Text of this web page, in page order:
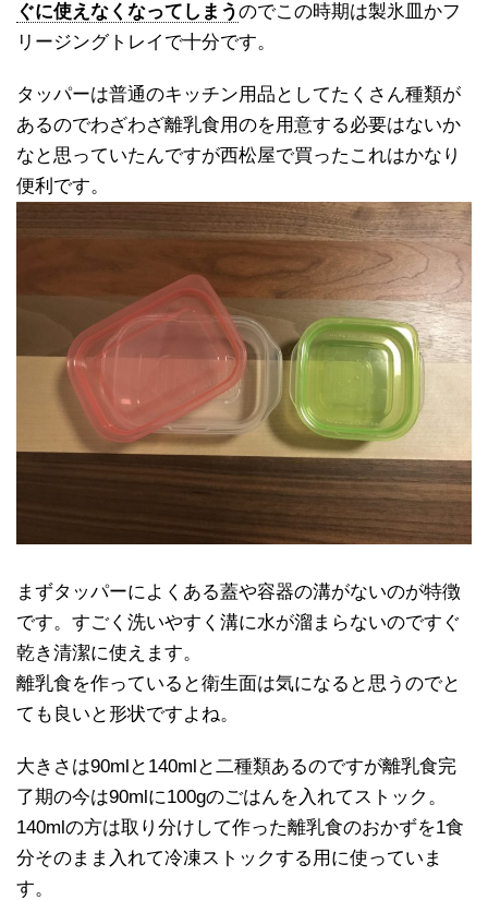
ぐに使えなくなってしまうのでこの時期は製氷皿かフ
リージングトレイで十分です。
タッパーは普通のキッチン用品としてたくさん種類が
あるのでわざわざ離乳食用のを用意する必要はないか
なと思っていたんですが西松屋で買ったこれはかなり
便利です。
まずタッパーによくある蓋や容器の溝がないのが特徴
です。すごく洗いやすく溝に水が溜まらないのですぐ
乾き清潔に使えます。
離乳食を作っていると衛生面は気になると思うのでと
ても良いと形状ですよね。
大きさは90mlと140mlと二種類あるのですが離乳食完
了期の今は90mlに100gのごはんを入れてストック。
140mlの方は取り分けして作った離乳食のおかずを1食
分そのまま入れて冷凍ストックする用に使っていま
す。